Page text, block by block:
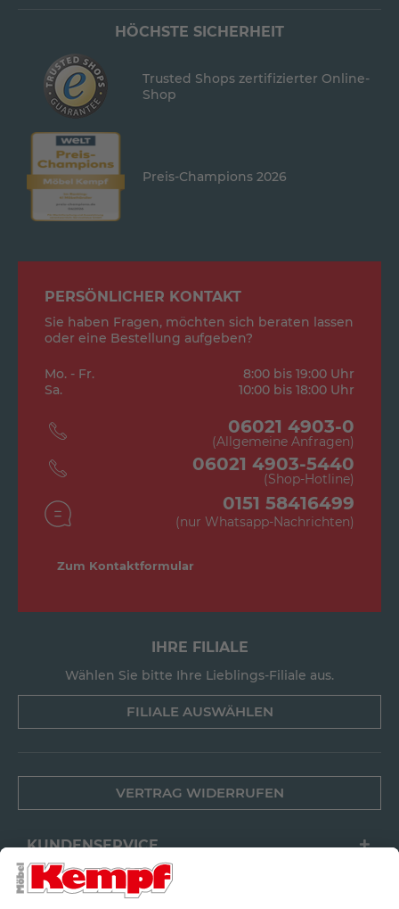
HÖCHSTE SICHERHEIT
Trusted Shops zertifizierter Online-
Shop
Preis-Champions 2026
PERSÖNLICHER KONTAKT
Sie haben Fragen, möchten sich beraten lassen
oder eine Bestellung aufgeben?
Mo. - Fr.
8:00 bis 19:00 Uhr
Sa.
10:00 bis 18:00 Uhr
06021 4903-0
(Allgemeine Anfragen)
06021 4903-5440
(Shop-Hotline)
0151 58416499
(nur Whatsapp-Nachrichten)
Zum Kontaktformular
IHRE FILIALE
Wählen Sie bitte Ihre Lieblings-Filiale aus.
FILIALE AUSWÄHLEN
VERTRAG WIDERRUFEN
KUNDENSERVICE
FILIALEN